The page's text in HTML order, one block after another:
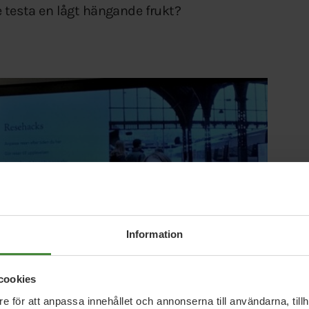
Information
för att anpassa innehållet och annonserna till användarna,
en lågt hängande frukt?
föredrag med inspiration, råd och tips om att ta